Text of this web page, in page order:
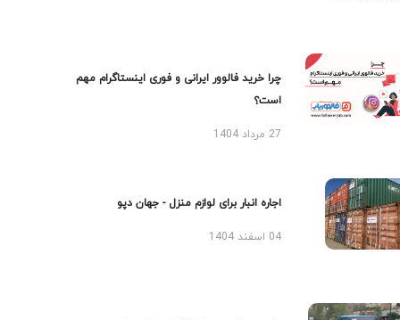
چرا خرید فالوور ایرانی و فوری اینستاگرام مهم
است؟
27 مرداد 1404
اجاره انبار برای لوازم منزل - جهان دپو
04 اسفند 1404